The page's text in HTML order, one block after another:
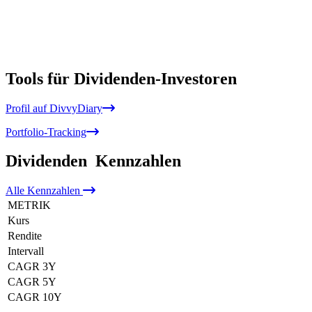
Tools für Dividenden-Investoren
Profil auf DivvyDiary
Portfolio-Tracking
Dividenden Kennzahlen
Alle Kennzahlen
METRIK
Kurs
Rendite
Intervall
CAGR 3Y
CAGR 5Y
CAGR 10Y